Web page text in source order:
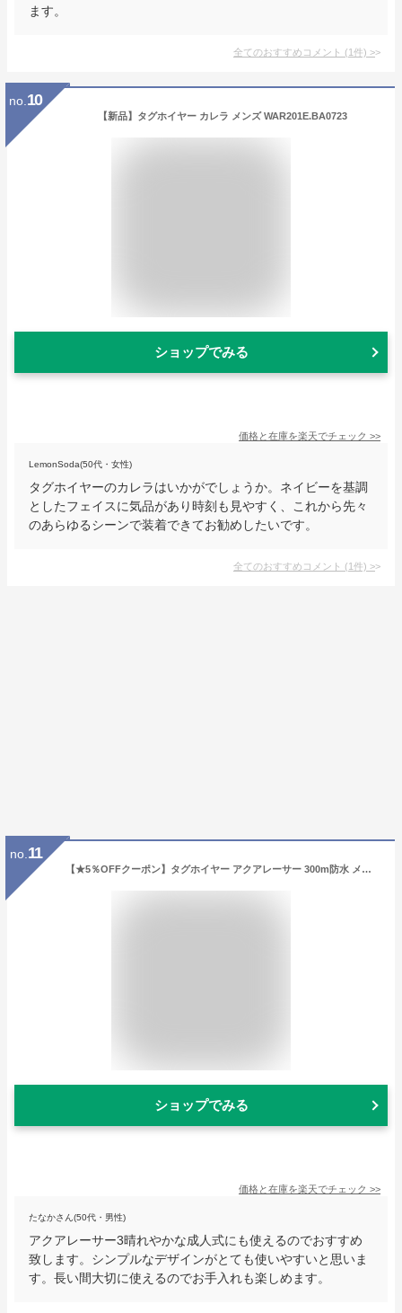
ます。
全てのおすすめコメント (1件) >
no. 10
【新品】タグホイヤー カレラ メンズ WAR201E.BA0723
ショップでみる
価格と在庫を楽天でチェック >>
LemonSoda(50代・女性)
タグホイヤーのカレラはいかがでしょうか。ネイビーを基調
としたフェイスに気品があり時刻も見やすく、これから先々
のあらゆるシーンで装着できてお勧めしたいです。
全てのおすすめコメント (1件) >
no. 11
【★5％OFFクーポン】タグホイヤー アクアレーサー 300m防水 メンズ WBD1112.BA0928
ショップでみる
価格と在庫を楽天でチェック >>
たなかさん(50代・男性)
アクアレーサー3晴れやかな成人式にも使えるのでおすすめ
致します。シンプルなデザインがとても使いやすいと思いま
す。長い間大切に使えるのでお手入れも楽しめます。